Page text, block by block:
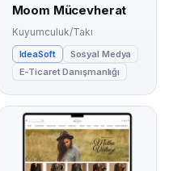
Moom Mücevherat
Kuyumculuk/Takı
IdeaSoft
Sosyal Medya
E-Ticaret Danışmanlığı